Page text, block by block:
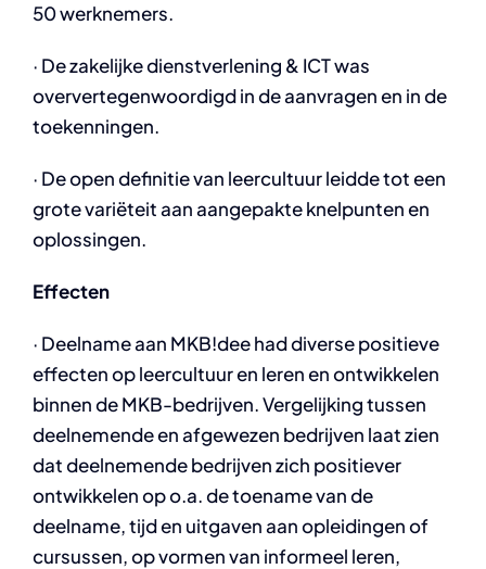
50 werknemers.
· De zakelijke dienstverlening & ICT was
oververtegenwoordigd in de aanvragen en in de
toekenningen.
· De open definitie van leercultuur leidde tot een
grote variëteit aan aangepakte knelpunten en
oplossingen.
Effecten
· Deelname aan MKB!dee had diverse positieve
effecten op leercultuur en leren en ontwikkelen
binnen de MKB-bedrijven. Vergelijking tussen
deelnemende en afgewezen bedrijven laat zien
dat deelnemende bedrijven zich positiever
ontwikkelen op o.a. de toename van de
deelname, tijd en uitgaven aan opleidingen of
cursussen, op vormen van informeel leren,